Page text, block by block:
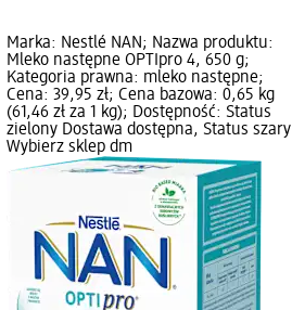
Marka: Nestlé NAN; Nazwa produktu:
Mleko następne OPTIpro 4, 650 g;
Kategoria prawna: mleko następne;
Cena: 39,95 zł; Cena bazowa: 0,65 kg
(61,46 zł za 1 kg); Dostępność: Status
zielony Dostawa dostępna, Status szary
Wybierz sklep dm